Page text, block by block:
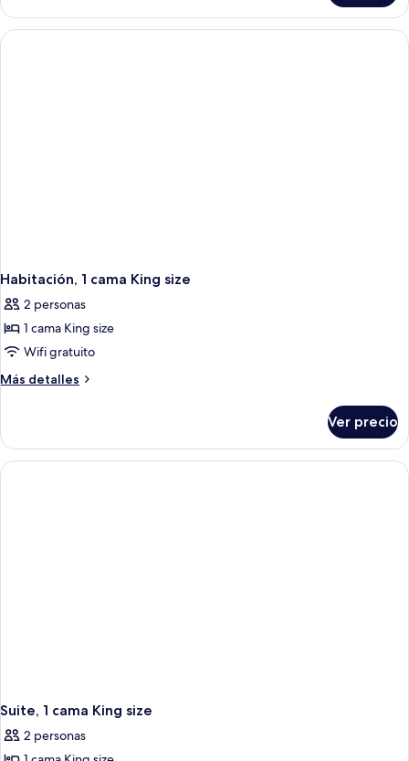
empresarial,
cama
Habitación, 1 cama King size
2 personas
1 cama King size
Wifi gratuito
Más detalles
Más
1
cama
King
Ver precio
Suite, 1 cama King size
2 personas